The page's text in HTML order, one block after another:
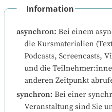
Information
asynchron: Bei einem
die Kursmaterialien
Podcasts, Screencasts,
und die
anderen Zeitpunkt
synchron: Bei einer
Veranstaltung sind Sie